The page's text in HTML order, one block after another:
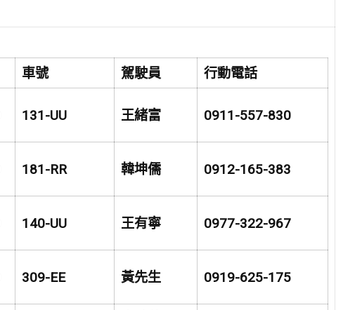
車號 駕駛員
行動電話
131-UU 王緒富 0911-557-830
181-RR 韓坤儒 0912-165-383
140-UU 王有寧 0977-322-967
309-EE 黃先生 0919-625-175